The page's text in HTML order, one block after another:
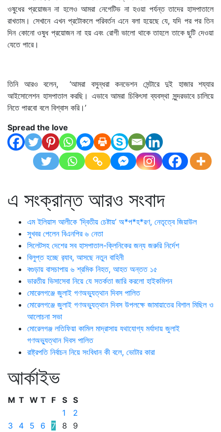
ওষুধের প্রয়োজন না হলেও আমরা নেগেটিভ না হওয়া পর্যন্ত তাদের হাসপাতালে
রাখতাম। সেখানে এখন প্রটোকলে পরিবর্তন এনে বলা হয়েছে যে, যদি পর পর তিন
দিন কোনো ওষুধ প্রয়োজন না হয় এবং রোগী ভালো থাকে তাহলে তাকে ছুটি দেওয়া
যেতে পারে।
তিনি আরও বলেন, ‘আমরা বসুন্ধরা কনভেশন সেন্টারে দুই হাজার শয্যার
আইসোলেশন হাসপাতাল করছি। এভাবে আমরা চিকিৎসা ব্যবস্থা সুন্দরভাবে চালিয়ে
নিতে পারবো বলে বিশ্বাস করি।’
Spread the love
এ সংক্রান্ত আরও সংবাদ
এম ইলিয়াস আলীকে ‘দ্বিতীয় চেষ্টায়’ অ*প*হ*রণ, নেতৃত্বে জিয়াউল
সুখবর পেলেন বিএনপির ৬ নেতা
সিলেটসহ দেশের সব হাসপাতাল-ক্লিনিকের জন্য জরুরি নির্দেশ
বিলুপ্ত হচ্ছে র‍্যাব, আসছে নতুন বাহিনী
বগুড়ায় বাসচাপায় ৬ শ্রমিক নিহত, আহত অন্তত ১৫
ভারতীয় ভিসাসেবা নিয়ে যে সতর্কতা জারি করলো হাইকমিশন
মোরেলগঞ্জে জুলাই গণঅভ্যুত্থান দিবস পালিত
মোরেলগঞ্জে জুলাই গণঅভ্যুত্থান দিবস উপলক্ষে জামায়াতের বিশাল মিছিল ও
আলোচনা সভা
মোরেলগঞ্জ লতিফিয়া কামিল মাদ্রাসায় যথাযোগ্য মর্যাদায় জুলাই
গণঅভ্যুত্থান দিবস পালিত
রাষ্ট্রপতি নির্বাচন নিয়ে সংবিধান কী বলে, ভোটার কারা
আর্কাইভ
M T W T F S S
1
2
3
4 5 6 7 8
9